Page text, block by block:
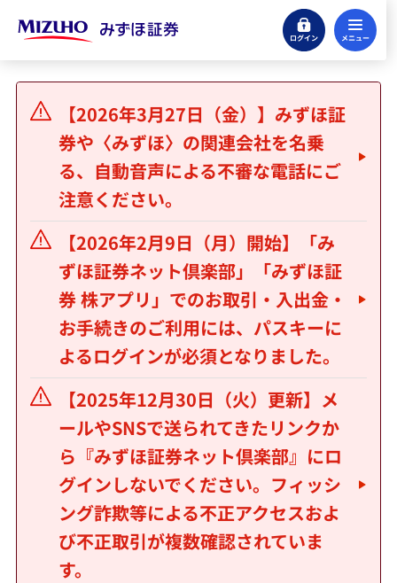
ログイン
口座開設
ネット倶楽部ログイン
リスク・手数料等
はじめてのお客さまへ
キャンペーン情報
取扱商品
サービス
投資情報・セミナー
お問い合わせ・お手続き
【2026年3月27日（金）】みずほ証
券や〈みずほ〉の関連会社を名乗
る、自動音声による不審な電話にご
注意ください。
【2026年2月9日（月）開始】「み
ずほ証券ネット倶楽部」「みずほ証
券 株アプリ」でのお取引・入出金・
お手続きのご利用には、パスキーに
よるログインが必須となりました。
【2025年12月30日（火）更新】メ
ールやSNSで送られてきたリンクか
ら『みずほ証券ネット倶楽部』にロ
グインしないでください。フィッシ
ング詐欺等による不正アクセスおよ
び不正取引が複数確認されていま
す。